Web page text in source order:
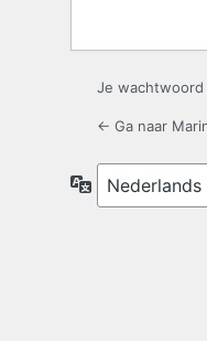
Je wachtwoord
← Ga naar
Taal